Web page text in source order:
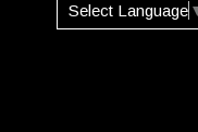
Select Language